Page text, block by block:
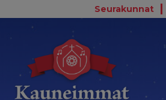
Seurakunnat